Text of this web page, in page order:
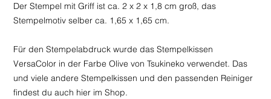
Der Stempel mit Griff ist ca. 2 x 2 x 1,8 cm groß, das
Stempelmotiv selber ca. 1,65 x 1,65 cm.
Für den Stempelabdruck wurde das Stempelkissen
VersaColor in der Farbe Olive von Tsukineko verwendet. Das
und viele andere Stempelkissen und den passenden Reiniger
findest du auch hier im Shop.